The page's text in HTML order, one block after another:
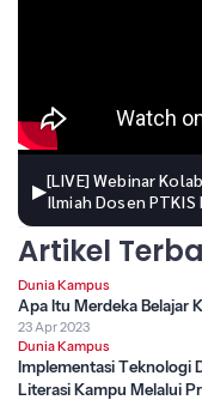
▶[LIVE] Webinar
Ilmiah Dosen
Artikel
Dunia Kampus
Apa Itu Merdeka Belajar
23 Apr 2023
Dunia Kampus
Implementasi Teknologi
Literasi Kampu Melalui